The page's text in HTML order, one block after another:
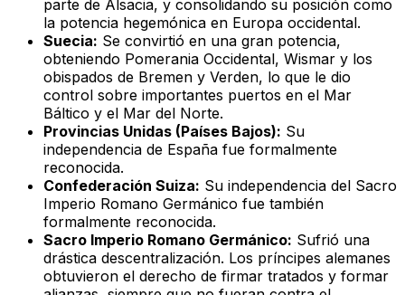
parte de Alsacia, y consolidando su posición como
la potencia hegemónica en Europa occidental.
Suecia: Se convirtió en una gran potencia,
obteniendo Pomerania Occidental, Wismar y los
obispados de Bremen y Verden, lo que le dio
control sobre importantes puertos en el Mar
Báltico y el Mar del Norte.
Provincias Unidas (Países Bajos): Su
independencia de España fue formalmente
reconocida.
Confederación Suiza: Su independencia del Sacro
Imperio Romano Germánico fue también
formalmente reconocida.
Sacro Imperio Romano Germánico: Sufrió una
drástica descentralización. Los príncipes alemanes
obtuvieron el derecho de firmar tratados y formar